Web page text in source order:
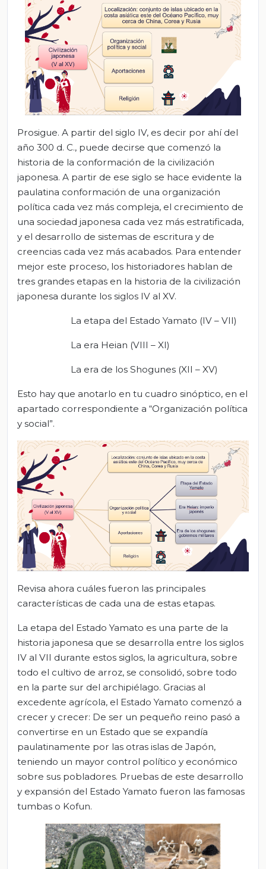
Prosigue. A partir del siglo IV, es decir por ahí del
año 300 d. C., puede decirse que comenzó la
historia de la conformación de la civilización
japonesa. A partir de ese siglo se hace evidente la
paulatina conformación de una organización
política cada vez más compleja, el crecimiento de
una sociedad japonesa cada vez más estratificada,
y el desarrollo de sistemas de escritura y de
creencias cada vez más acabados. Para entender
mejor este proceso, los historiadores hablan de
tres grandes etapas en la historia de la civilización
japonesa durante los siglos IV al XV.
La etapa del Estado Yamato (IV – VII)
La era Heian (VIII – XI)
La era de los Shogunes (XII – XV)
Esto hay que anotarlo en tu cuadro sinóptico, en el
apartado correspondiente a “Organización política
y social”.
Revisa ahora cuáles fueron las principales
características de cada una de estas etapas.
La etapa del Estado Yamato es una parte de la
historia japonesa que se desarrolla entre los siglos
IV al VII durante estos siglos, la agricultura, sobre
todo el cultivo de arroz, se consolidó, sobre todo
en la parte sur del archipiélago. Gracias al
excedente agrícola, el Estado Yamato comenzó a
crecer y crecer: De ser un pequeño reino pasó a
convertirse en un Estado que se expandía
paulatinamente por las otras islas de Japón,
teniendo un mayor control político y económico
sobre sus pobladores. Pruebas de este desarrollo
y expansión del Estado Yamato fueron las famosas
tumbas o Kofun.